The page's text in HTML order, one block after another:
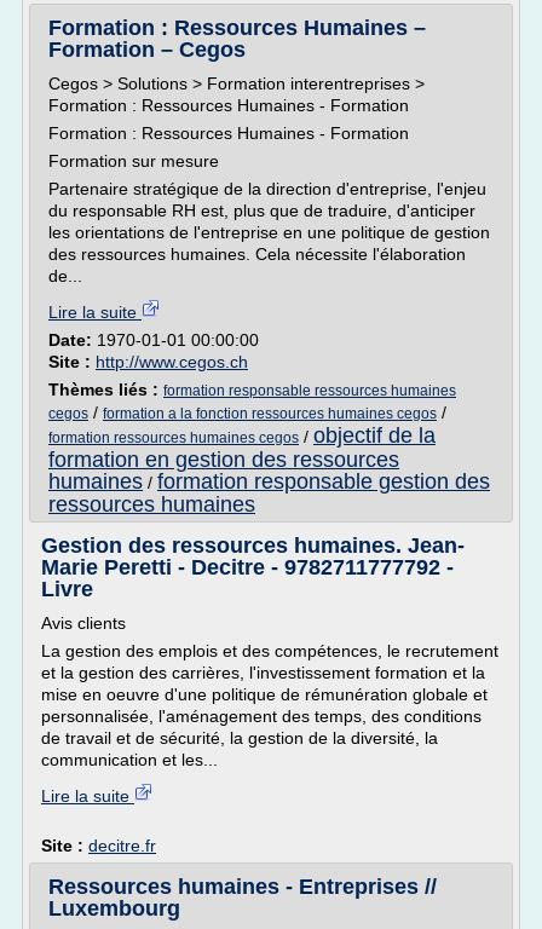
Formation : Ressources Humaines –
Formation – Cegos
Cegos > Solutions > Formation interentreprises >
Formation : Ressources Humaines - Formation
Formation : Ressources Humaines - Formation
Formation sur mesure
Partenaire stratégique de la direction d'entreprise, l'enjeu
du responsable RH est, plus que de traduire, d'anticiper
les orientations de l'entreprise en une politique de gestion
des ressources humaines. Cela nécessite l'élaboration
de...
Lire la suite
Date: 1970-01-01 00:00:00
Site : http://www.cegos.ch
Thèmes liés : formation responsable ressources humaines
cegos / formation a la fonction ressources humaines cegos /
formation ressources humaines cegos / objectif de la
formation en gestion des ressources
humaines / formation responsable gestion des
ressources humaines
Gestion des ressources humaines. Jean-
Marie Peretti - Decitre - 9782711777792 -
Livre
Avis clients
La gestion des emplois et des compétences, le recrutement
et la gestion des carrières, l'investissement formation et la
mise en oeuvre d'une politique de rémunération globale et
personnalisée, l'aménagement des temps, des conditions
de travail et de sécurité, la gestion de la diversité, la
communication et les...
Lire la suite
Site : decitre.fr
Ressources humaines - Entreprises //
Luxembourg